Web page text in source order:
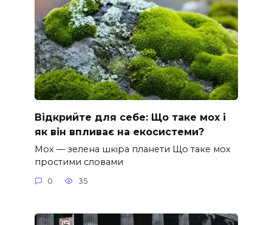
Відкрийте для себе: Що таке мох і
як він впливає на екосистеми?
Мох — зелена шкіра планети Що таке мох
простими словами
0 35